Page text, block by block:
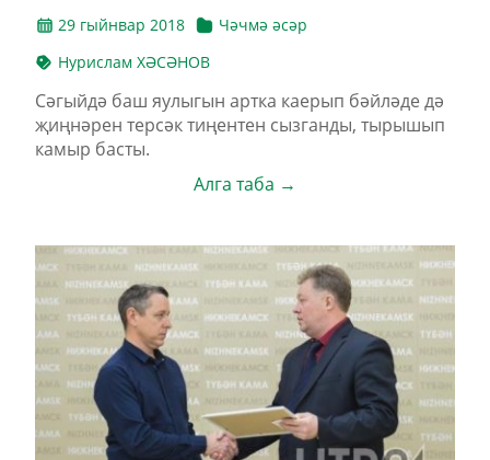
29 гыйнвар 2018
Чәчмә әсәр
Нурислам ХӘСӘНОВ
Сәгыйдә баш яулыгын артка каерып бәйләде дә
җиңнәрен терсәк тиңентен сызганды, тырышып
камыр басты.
Алга таба →